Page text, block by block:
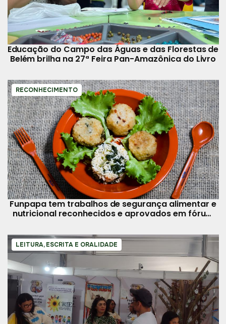
Educação do Campo das Águas e das Florestas de
Belém brilha na 27ª Feira Pan-Amazônica do Livro
RECONHECIMENTO
Funpapa tem trabalhos de segurança alimentar e
nutricional reconhecidos e aprovados em fórum
LEITURA, ESCRITA E ORALIDADE